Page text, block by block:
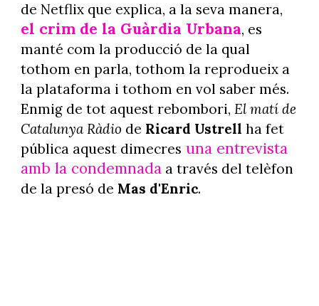
de Netflix que explica, a la seva manera,
el crim de la Guàrdia Urbana, es
manté com la producció de la qual
tothom en parla, tothom la reprodueix a
la plataforma i tothom en vol saber més.
Enmig de tot aquest rebombori, El matí de
Catalunya Ràdio de Ricard Ustrell ha fet
pública aquest dimecres una entrevista
amb la condemnadaa través del telèfon
de la presó de Mas d'Enric.